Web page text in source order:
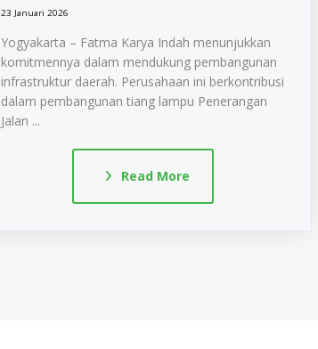
23 Januari 2026
Yogyakarta – Fatma Karya Indah menunjukkan
komitmennya dalam mendukung pembangunan
infrastruktur daerah. Perusahaan ini berkontribusi
dalam pembangunan tiang lampu Penerangan
Jalan ...
Read More